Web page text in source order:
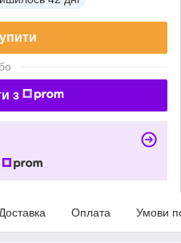
з
Доставка Оплата Умови